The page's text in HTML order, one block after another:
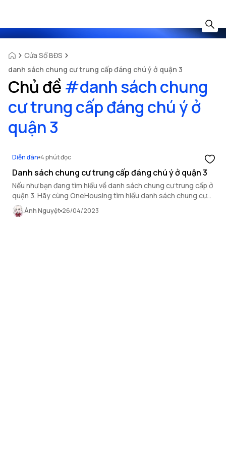
Cửa Sổ BĐS
danh sách chung cư trung cấp đáng chú ý ở quận 3
Chủ đề #danh sách chung
cư trung cấp đáng chú ý ở
quận 3
Diễn đàn 4 phút đọc
Danh sách chung cư trung cấp đáng chú ý ở quận 3
Nếu như bạn đang tìm hiểu về danh sách chung cư trung cấp ở
quận 3. Hãy cùng OneHousing tìm hiểu danh sách chung cư
trung cấp đáng chú ý ở quận 3!
Ánh Nguyệt 26/04/2023